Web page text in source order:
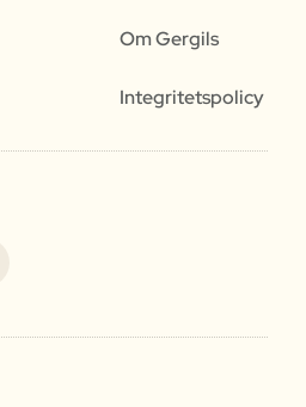
Om Gergils
Integritetspolicy